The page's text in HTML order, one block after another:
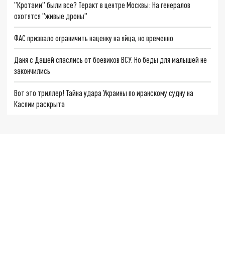
"Кротами" были все? Теракт в центре Москвы: На генералов
охотятся "живые дроны"
ФАС призвало ограничить наценку на яйца, но временно
Даня с Дашей спаслись от боевиков ВСУ. Но беды для малышей не
закончились
Вот это триллер! Тайна удара Украины по иранскому судну на
Каспии раскрыта